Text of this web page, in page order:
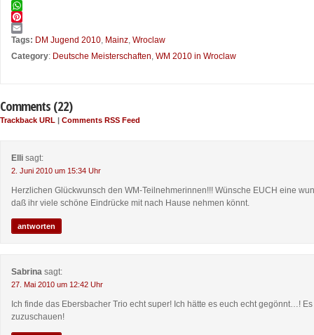
Twitter
WhatsApp
Pinterest
Email
Tags: DM Jugend 2010, Mainz, Wroclaw
Category: Deutsche Meisterschaften, WM 2010 in Wroclaw
Comments (22)
Trackback URL | Comments RSS Feed
Elli sagt:
2. Juni 2010 um 15:34 Uhr
Herzlichen Glückwunsch den WM-Teilnehmerinnen!!! Wünsche EUCH eine
daß ihr viele schöne Eindrücke mit nach Hause nehmen könnt.
antworten
Sabrina sagt:
27. Mai 2010 um 12:42 Uhr
Ich finde das Ebersbacher Trio echt super! Ich hätte es euch echt gegönnt…!
zuzuschauen!